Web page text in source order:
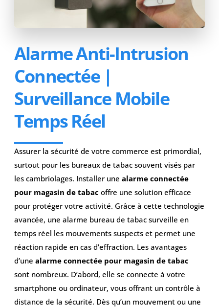
Alarme Anti-Intrusion
Connectée |
Surveillance Mobile
Temps Réel
Assurer la sécurité de votre commerce est primordial,
surtout pour les bureaux de tabac souvent visés par
les cambriolages. Installer une alarme connectée
pour magasin de tabac offre une solution efficace
pour protéger votre activité. Grâce à cette technologie
avancée, une alarme bureau de tabac surveille en
temps réel les mouvements suspects et permet une
réaction rapide en cas d’effraction. Les avantages
d’une alarme connectée pour magasin de tabac
sont nombreux. D’abord, elle se connecte à votre
smartphone ou ordinateur, vous offrant un contrôle à
distance de la sécurité. Dès qu’un mouvement ou une